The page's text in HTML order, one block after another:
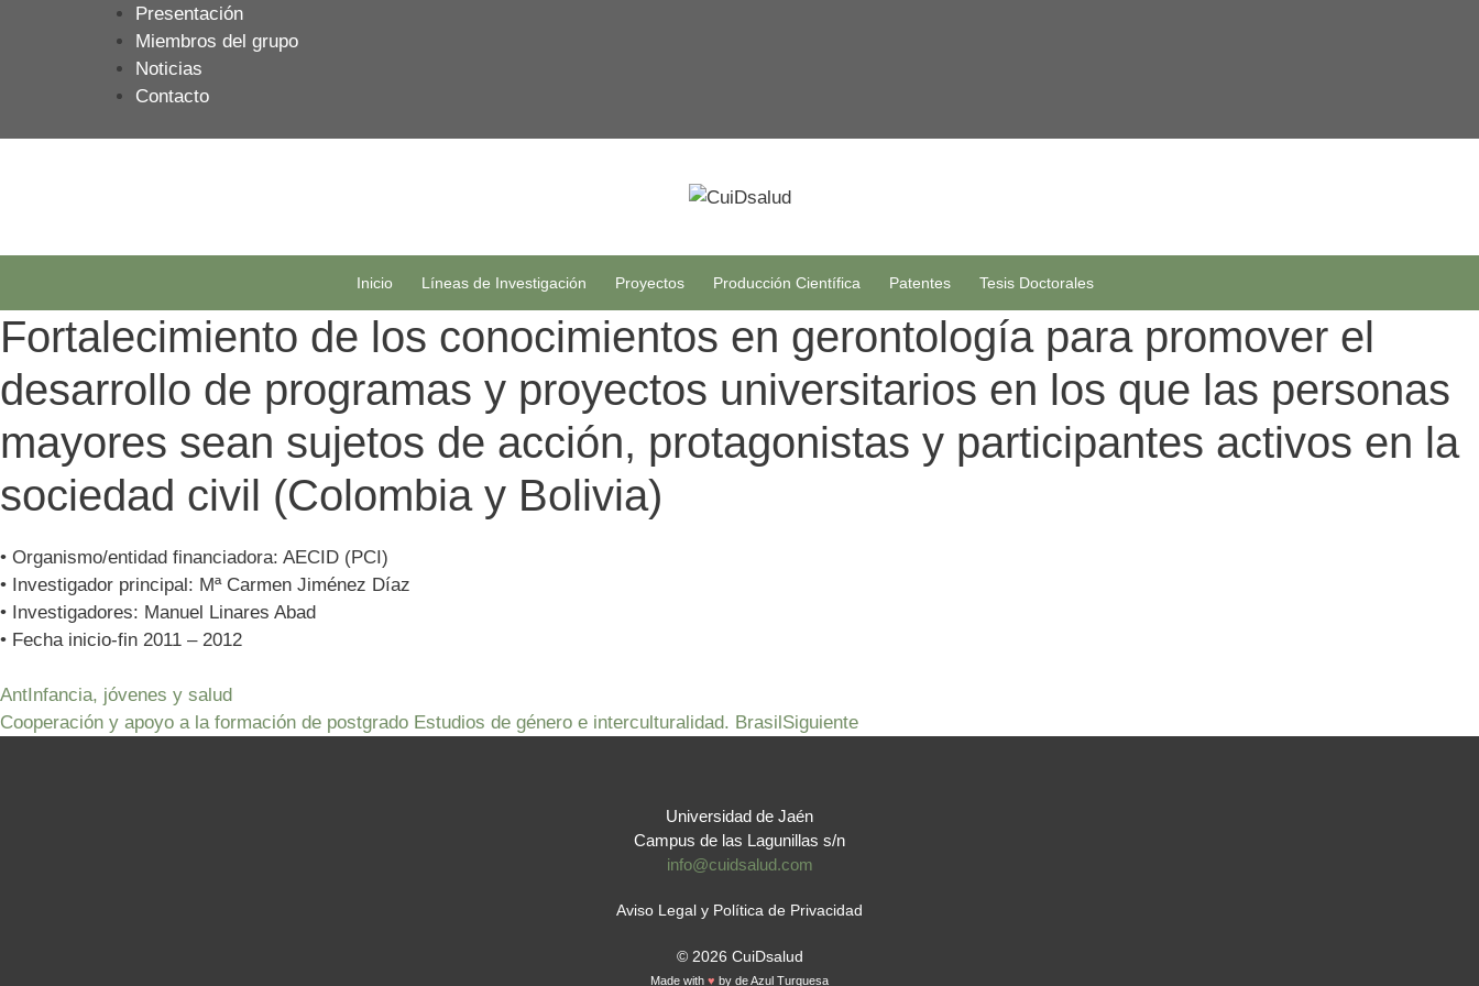
Presentación
Miembros del grupo
Noticias
Contacto
Inicio Líneas de Investigación Proyectos Producción Científica Patentes Tesis Doctorales
Fortalecimiento de los conocimientos en gerontología para promover el
desarrollo de programas y proyectos universitarios en los que las personas
mayores sean sujetos de acción, protagonistas y participantes activos en la
sociedad civil (Colombia y Bolivia)
• Organismo/entidad financiadora: AECID (PCI)
• Investigador principal: Mª Carmen Jiménez Díaz
• Investigadores: Manuel Linares Abad
• Fecha inicio-fin 2011 – 2012
AntInfancia, jóvenes y salud
Cooperación y apoyo a la formación de postgrado Estudios de género e interculturalidad. BrasilSiguiente
Universidad de Jaén
Campus de las Lagunillas s/n
info@cuidsalud.com
Aviso Legal y Política de Privacidad
© 2026 CuiDsalud
Made with ♥ by de Azul Turquesa